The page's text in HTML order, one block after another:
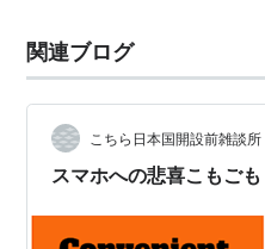
関連ブログ
こちら日本国開設前雑談所
スマホへの悲喜こもごも